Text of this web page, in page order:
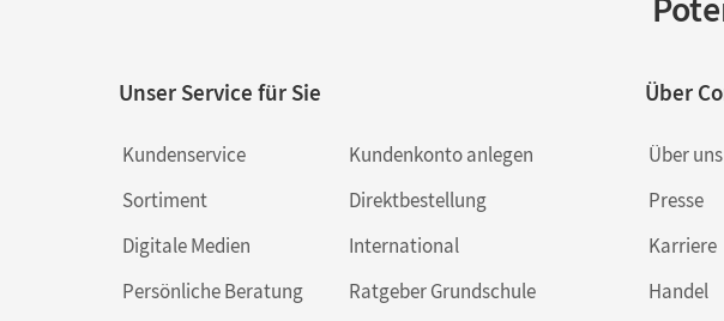
Unser Service für Sie
Kundenservice
Sortiment
Digitale Medien
Persönliche Beratung
Kundenkonto anlegen
Direktbestellung
International
Ratgeber Grundschule
Über
Über uns
Presse
Karriere
Handel